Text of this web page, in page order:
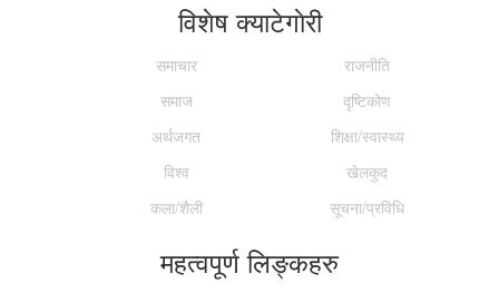
विशेष क्याटेगाेरी
समाचार
राजनीति
समाज
दृष्टिकोण
अर्थजगत
शिक्षा/स्वास्थ्य
विश्व
खेलकुद
कला/शैली
सूचना/प्रविधि
महत्वपूर्ण लिङ्कहरु